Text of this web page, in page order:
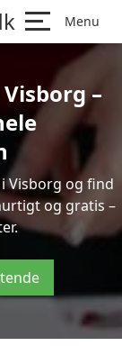
Menu
–
Visborg og find
og gratis –